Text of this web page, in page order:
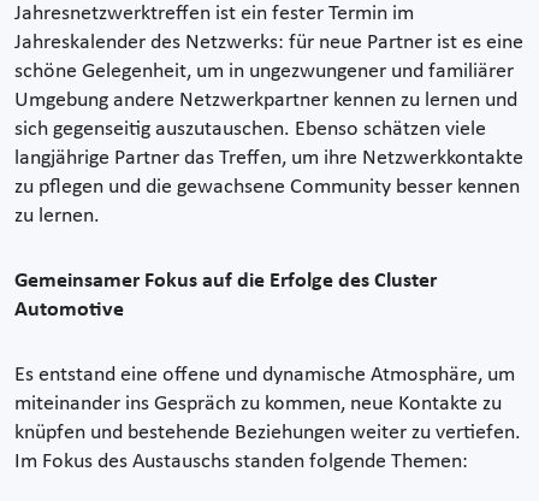
Jahresnetzwerktreffen ist ein fester Termin im
Jahreskalender des Netzwerks: für neue Partner ist es eine
schöne Gelegenheit, um in ungezwungener und familiärer
Umgebung andere Netzwerkpartner kennen zu lernen und
sich gegenseitig auszutauschen. Ebenso schätzen viele
langjährige Partner das Treffen, um ihre Netzwerkkontakte
zu pflegen und die gewachsene Community besser kennen
zu lernen.
Gemeinsamer Fokus auf die Erfolge des Cluster
Automotive
Es entstand eine offene und dynamische Atmosphäre, um
miteinander ins Gespräch zu kommen, neue Kontakte zu
knüpfen und bestehende Beziehungen weiter zu vertiefen.
Im Fokus des Austauschs standen folgende Themen: